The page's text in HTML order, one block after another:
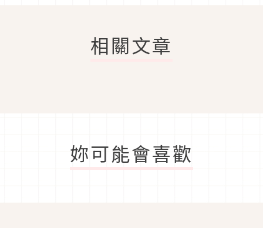
相關文章
妳可能會喜歡